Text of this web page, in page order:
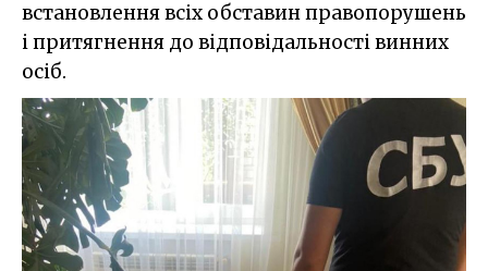
встановлення всіх обставин правопорушень
і притягнення до відповідальності винних
осіб.